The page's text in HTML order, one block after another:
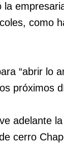
como
“abrir lo
próximos
adelante
cerro